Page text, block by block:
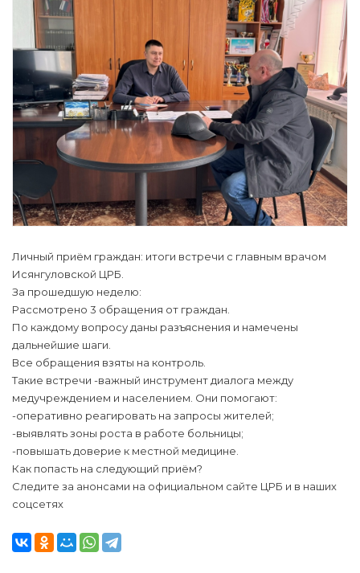
Личный приём граждан: итоги встречи с главным врачом
Исянгуловской ЦРБ.
За прошедшую неделю:
Рассмотрено 3 обращения от граждан.
По каждому вопросу даны разъяснения и намечены
дальнейшие шаги.
Все обращения взяты на контроль.
Такие встречи -важный инструмент диалога между
медучреждением и населением. Они помогают:
-оперативно реагировать на запросы жителей;
-выявлять зоны роста в работе больницы;
-повышать доверие к местной медицине.
Как попасть на следующий приём?
Следите за анонсами на официальном сайте ЦРБ и в наших
соцсетях